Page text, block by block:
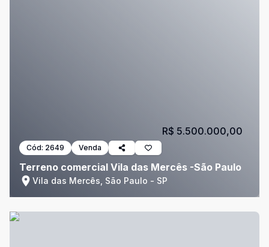
Cód: 2649 Venda
Terreno comercial Vila das Mercês -São Paulo
Vila das Mercês, São Paulo - SP
R$ 5.500.000,00